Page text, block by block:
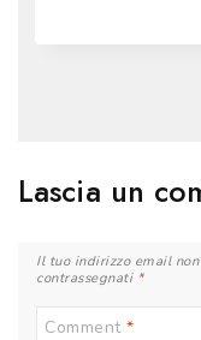
Lascia un
Il tuo indirizzo email
contrassegnati *
Comment *